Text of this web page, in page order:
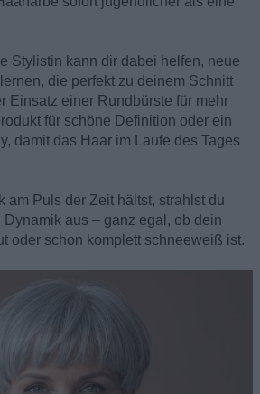
Stylistin kann dir dabei helfen, neue
die perfekt zu deinem Schnitt
Einsatz einer Rundbürste für mehr
für schöne Definition oder ein
damit das Haar im Laufe des Tages
am Puls der Zeit hältst, strahlst du
aus – ganz egal, ob dein
oder schon komplett schneeweiß ist.